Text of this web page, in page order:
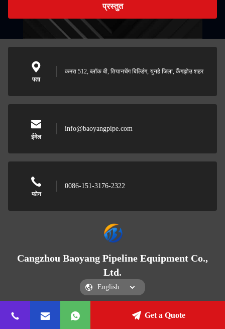
प्रस्तुत
पता
कमरा 512, ब्लॉक बी, तियानचेंग बिल्डिंग, युनहे जिला, कैंगझोउ शहर
ईमेल
info@baoyangpipe.com
फोन
0086-151-3176-2322
Cangzhou Baoyang Pipeline Equipment Co.,
Ltd.
Cangzhou Baoyang Pipeline Equipment Co., Ltd.
Get a Quote